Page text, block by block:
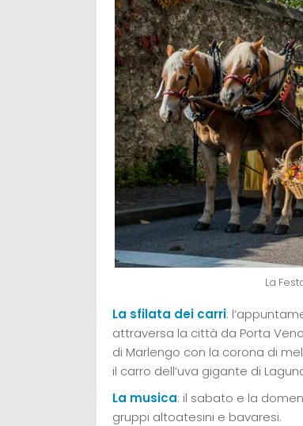
La
La sfilata dei carri:
attraversa la città da Porta
di Marlengo con la corona di
il carro dell’uva gigante di
La musica: il sabato e la
gruppi altoatesini e bavaresi.